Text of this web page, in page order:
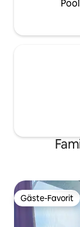
Pool
Gäste-Favorit
Gäste-Favorit